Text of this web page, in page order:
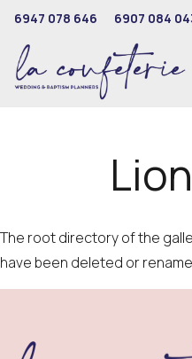
6947 078 646 6907 084
The root directory of the
have been deleted or